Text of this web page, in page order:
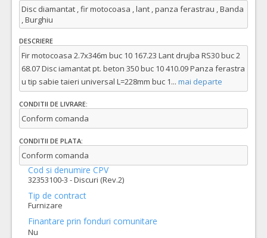
Disc diamantat , fir motocoasa , lant , panza ferastrau , Banda
, Burghiu
DESCRIERE
Fir motocoasa 2.7x346m buc 10 167.23 Lant drujba RS30 buc 2
68.07 Disc iamantat pt. beton 350 buc 10 410.09 Panza ferastra
u tip sabie taieri universal L=228mm buc 1... mai departe
CONDITII DE LIVRARE:
Conform comanda
CONDITII DE PLATA:
Conform comanda
Cod si denumire CPV
32353100-3 - Discuri (Rev.2)
Tip de contract
Furnizare
Finantare prin fonduri comunitare
Nu